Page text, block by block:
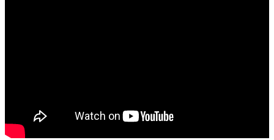
身去度化众生时，有病有恼否？无病亦无恼。能够这样来
认知、来理解、来思惟《法华经》的真义，才能够说是“得